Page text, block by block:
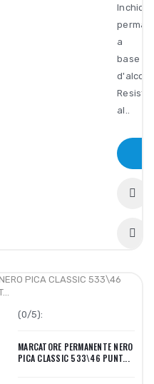
a
base
al..
(0/5):
MARCATORE PERMANENTE NERO
PICA CLASSIC 533\46 PUNT...